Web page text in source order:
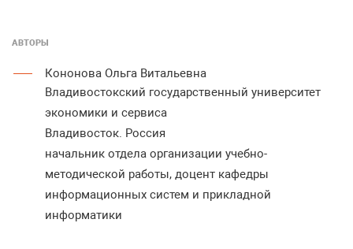
АВТОРЫ
Кононова Ольга Витальевна
Владивостокский государственный университет
экономики и сервиса
Владивосток. Россия
начальник отдела организации учебно-
методической работы, доцент кафедры
информационных систем и прикладной
информатики